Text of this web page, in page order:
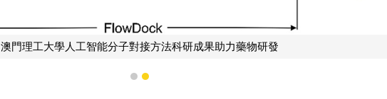
澳門理工大學人工智能分子對接方法科研成果助力藥物研發
1 2